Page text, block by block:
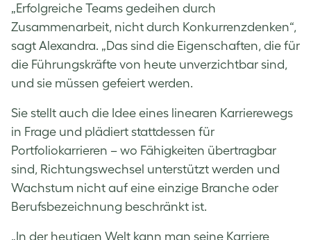
„Erfolgreiche Teams gedeihen durch
Zusammenarbeit, nicht durch Konkurrenzdenken“,
sagt Alexandra. „Das sind die Eigenschaften, die für
die Führungskräfte von heute unverzichtbar sind,
und sie müssen gefeiert werden.
Sie stellt auch die Idee eines linearen Karrierewegs
in Frage und plädiert stattdessen für
Portfoliokarrieren – wo Fähigkeiten übertragbar
sind, Richtungswechsel unterstützt werden und
Wachstum nicht auf eine einzige Branche oder
Berufsbezeichnung beschränkt ist.
„In der heutigen Welt kann man seine Karriere